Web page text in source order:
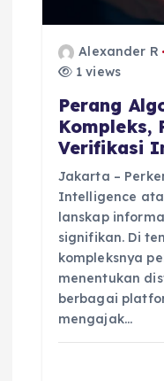
Alexander R
1 views
Perang
Kompleks,
Verifikasi
Jakarta –
Intelligence
lanskap
signifikan. Di
kompleksnya
menentukan
berbagai
mengajak…